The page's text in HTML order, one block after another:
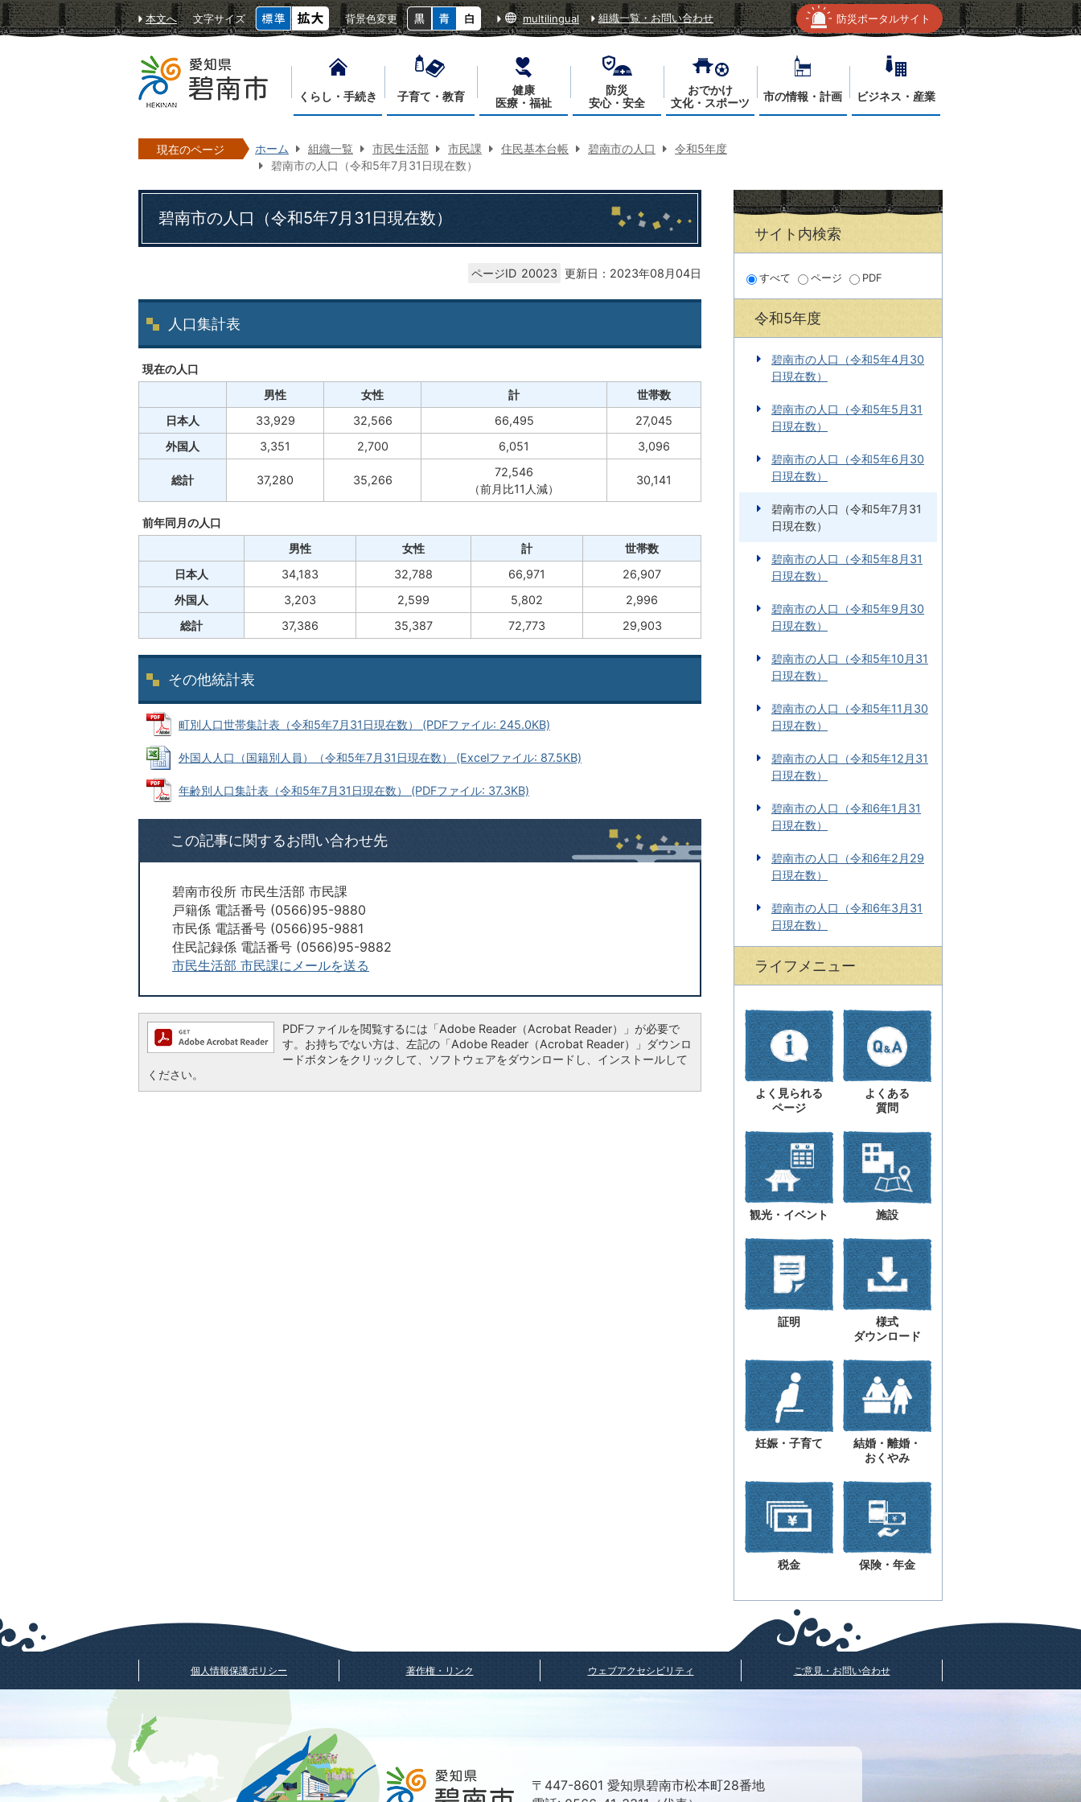
本文へ 文字サイズ 背景色変更 multilingual 組織一覧・お問い合わせ 防災ポータルサイト
くらし・手続き 子育て・教育
健康
医療・福祉
防災
安心・安全
おでかけ
文化・スポーツ
市の情報・計画 ビジネス・産業
現在のページ ホーム 組織一覧 市民生活部 市民課 住民基本台帳 碧南市の人口
令和5年度
碧南市の人口（令和5年7月31日現在数）
碧南市の人口（令和5年7月31日現在数）
ページID 20023 更新日：2023年08月04日
人口集計表
現在の人口
男性
女性 計
世帯数
日本人
33,929 32,566 66,495
27,045
外国人
3,351 2,700 6,051 3,096
総計 37,280 35,266
72,546
（前月比11人減）
30,141
前年同月の人口
男性
女性 計
世帯数
日本人
34,183 32,788 66,971
26,907
外国人
3,203 2,599 5,802
2,996
総計
37,386 35,387 72,773 29,903
その他統計表
町別人口世帯集計表（令和5年7月31日現在数） (PDFファイル: 245.0KB)
外国人人口（国籍別人員）（令和5年7月31日現在数） (Excelファイル: 87.5KB)
年齢別人口集計表（令和5年7月31日現在数） (PDFファイル: 37.3KB)
この記事に関するお問い合わせ先
碧南市役所 市民生活部 市民課
戸籍係 電話番号 (0566)95-9880
市民係 電話番号 (0566)95-9881
住民記録係 電話番号 (0566)95-9882
市民生活部 市民課にメールを送る
PDFファイルを閲覧するには「Adobe Reader（Acrobat Reader）」が必要で
す。お持ちでない方は、左記の「Adobe Reader（Acrobat Reader）」ダウンロ
ードボタンをクリックして、ソフトウェアをダウンロードし、インストールして
ください。
サイト内検索
すべて ページ PDF
令和5年度
碧南市の人口（令和5年4月30
日現在数）
碧南市の人口（令和5年5月31
日現在数）
碧南市の人口（令和5年6月30
日現在数）
碧南市の人口（令和5年7月31
日現在数）
碧南市の人口（令和5年8月31
日現在数）
碧南市の人口（令和5年9月30
日現在数）
碧南市の人口（令和5年10月31
日現在数）
碧南市の人口（令和5年11月30
日現在数）
碧南市の人口（令和5年12月31
日現在数）
碧南市の人口（令和6年1月31
日現在数）
碧南市の人口（令和6年2月29
日現在数）
碧南市の人口（令和6年3月31
日現在数）
ライフメニュー
よく見られる
ページ
よくある
質問
観光・イベント 施設
証明
様式
ダウンロード
妊娠・子育て
結婚・離婚・
おくやみ
税金 保険・年金
個人情報保護ポリシー 著作権・リンク ウェブアクセシビリティ ご意見・お問い合わせ
〒447-8601 愛知県碧南市松本町28番地